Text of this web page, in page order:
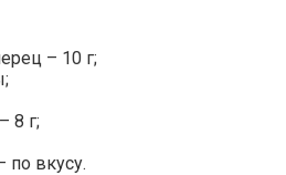
– 10 г;
8 г;
по вкусу.